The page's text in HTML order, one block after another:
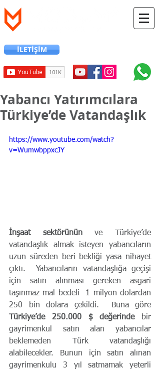
İLETİŞİM
Yabancı Yatırımcılara
Türkiye’de Vatandaşlık
https://www.youtube.com/watch?
v=WumwbppxcJY
İnşaat sektörünün ve Türkiye’de
vatandaşlık almak isteyen yabancıların
uzun süreden beri bekliği yasa nihayet
çıktı.  Yabancıların vatandaşlığa geçişi
için satın alınması gereken asgari
taşınmaz mal bedeli  1 milyon dolardan
Türkiye’de 250.000 $ değerinde bir
gayrimenkul satın alan yabancılar
beklemeden Türk vatandaşlığı
alabilecekler. Bunun için satın alınan
gayrimenkulu 3 yıl satmamak yeterli